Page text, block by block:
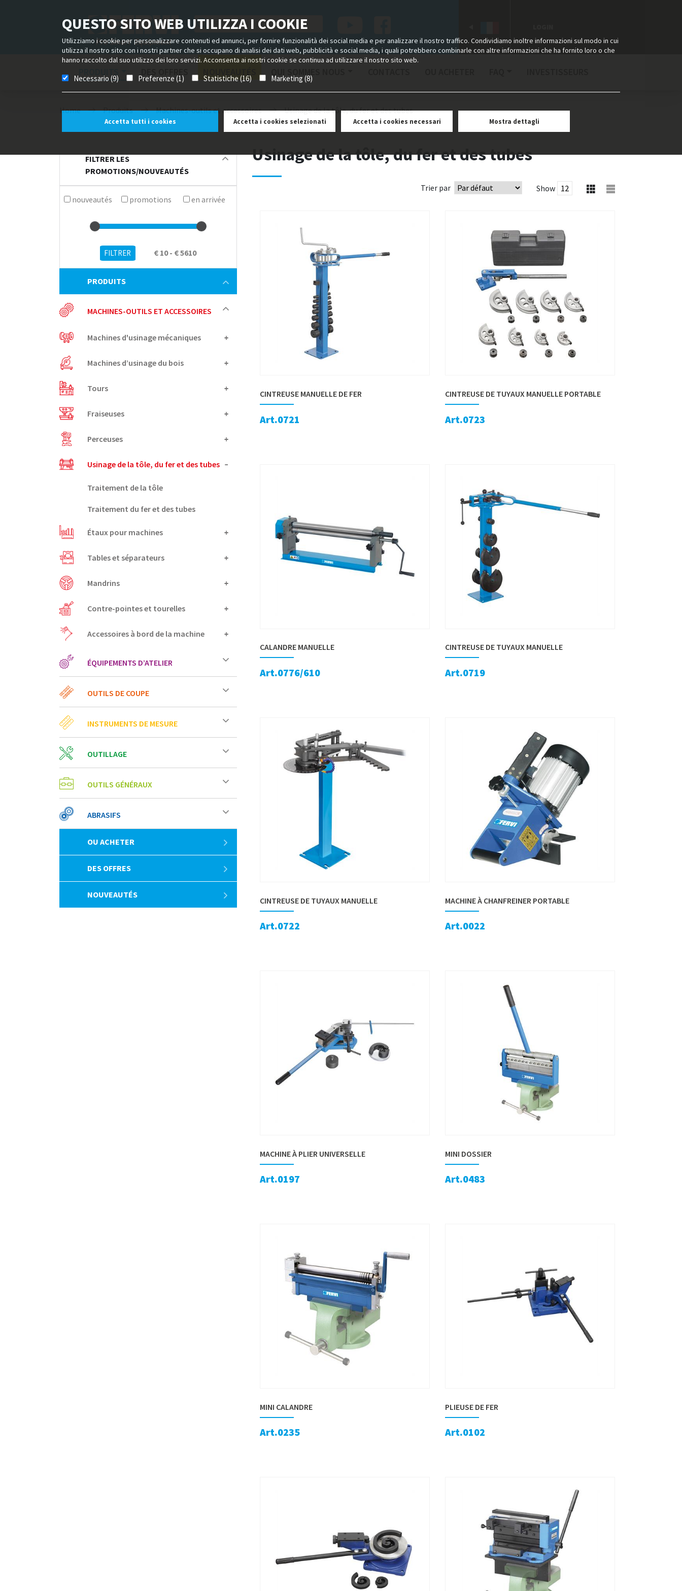
QUESTO SITO WEB UTILIZZA I COOKIE
Utilizziamo i cookie per personalizzare contenuti ed annunci, per fornire funzionalità dei social media e per analizzare il nostro traffico. Condividiamo inoltre informazioni sul modo in cui
utilizza il nostro sito con i nostri partner che si occupano di analisi dei dati web, pubblicità e social media, i quali potrebbero combinarle con altre informazioni che ha fornito loro o che
hanno raccolto dal suo utilizzo dei loro servizi. Acconsenta ai nostri cookie se continua ad utilizzare il nostro sito web.
Necessario (9) Preferenze (1) Statistiche (16) Marketing (8)
Accetta tutti i cookies Accetta i cookies selezionati Accetta i cookies necessari Mostra dettagli
Home Produits Machines-outils et accessoires Usinage de la tôle, du fer et des tubes
FILTRER LES
PROMOTIONS/NOUVEAUTÉS
nouveautés promotions en arrivée
€ 10 - € 5610
PRODUITS
MACHINES-OUTILS ET ACCESSOIRES
Machines d'usinage mécaniques
Machines d’usinage du bois
Tours
Fraiseuses
Perceuses
Usinage de la tôle, du fer et des tubes
Traitement de la tôle
Traitement du fer et des tubes
Étaux pour machines
Tables et séparateurs
Mandrins
Contre-pointes et tourelles
Accessoires à bord de la machine
ÉQUIPEMENTS D’ATELIER
OUTILS DE COUPE
INSTRUMENTS DE MESURE
OUTILLAGE
OUTILS GÉNÉRAUX
ABRASIFS
OU ACHETER
DES OFFRES
NOUVEAUTÉS
Usinage de la tôle, du fer et des tubes
Show
Trier par
CINTREUSE MANUELLE DE FER
Art.0721
CINTREUSE DE TUYAUX MANUELLE PORTABLE
Art.0723
CALANDRE MANUELLE
Art.0776/610
CINTREUSE DE TUYAUX MANUELLE
Art.0719
CINTREUSE DE TUYAUX MANUELLE
Art.0722
MACHINE À CHANFREINER PORTABLE
Art.0022
MACHINE À PLIER UNIVERSELLE
Art.0197
MINI DOSSIER
Art.0483
MINI CALANDRE
Art.0235
PLIEUSE DE FER
Art.0102